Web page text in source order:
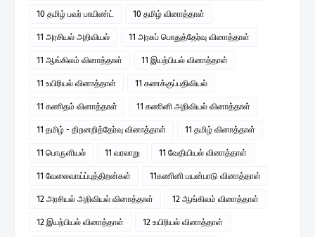
10 தமிழ் பவர் பாயிண்ட் 10 தமிழ் வினாத்தாள்
11 அரசியல் அறிவியல் 11 அரசுப் பொதுத்தேர்வு வினாத்தாள்
11 ஆங்கிலம் வினாத்தாள் 11 இயற்பியல் வினாத்தாள்
11 உயிரியல் வினாத்தாள் 11 கணக்குப்பதிவியல்
11 கணிதம் வினாத்தாள் 11 கணினி அறிவியல் வினாத்தாள்
11 தமிழ் - திறனறித்தேர்வு வினாத்தாள் 11 தமிழ் வினாத்தாள்
11 பொருளியல் 11 வரலாறு 11 வேதியியல் வினாத்தாள்
11 வேலைவாய்ப்புத்திறன்கள் 11கணினி பயன்பாடு வினாத்தாள்
12 அரசியல் அறிவியல் வினாத்தாள் 12 ஆங்கிலம் வினாத்தாள்
12 இயற்பியல் வினாத்தாள் 12 உயிரியல் வினாத்தாள்